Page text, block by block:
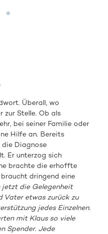
Überall, wo
zur Stelle. Ob als
bei seiner Familie oder
Hilfe an. Bereits
die Diagnose
Er unterzog sich
brachte die erhoffte
dringend eine
jetzt die Gelegenheit
Vater etwas zurück zu
jedes Einzelnen.
mit Klaus so viele
Spender. Jede